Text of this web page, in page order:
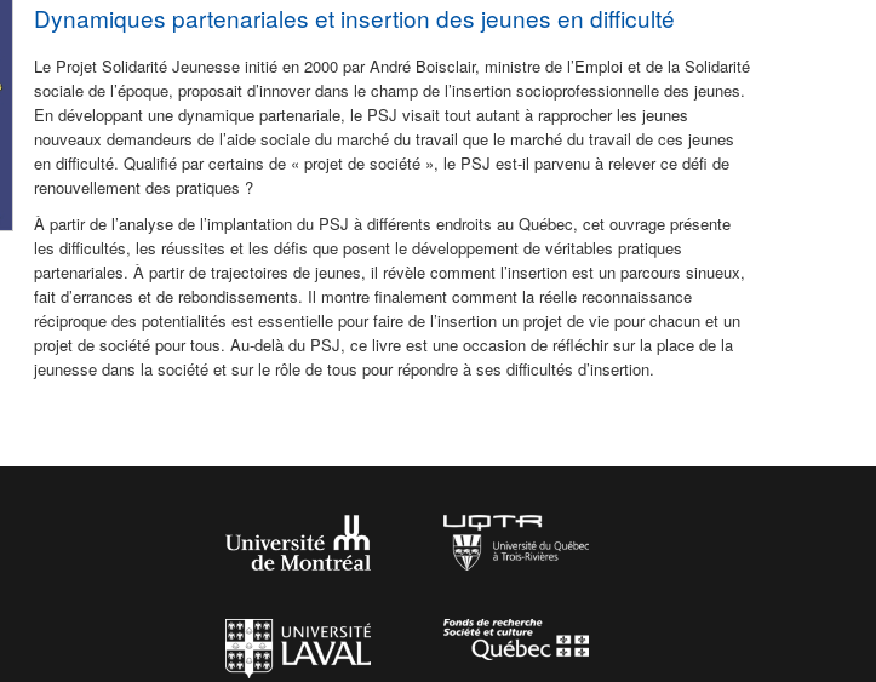
Dynamiques partenariales et insertion des jeunes en difficulté
Le Projet Solidarité Jeunesse initié en 2000 par André Boisclair, ministre de l’Emploi et de la Solidarité
sociale de l’époque, proposait d’innover dans le champ de l’insertion socioprofessionnelle des jeunes.
En développant une dynamique partenariale, le PSJ visait tout autant à rapprocher les jeunes
nouveaux demandeurs de l’aide sociale du marché du travail que le marché du travail de ces jeunes
en difficulté. Qualifié par certains de « projet de société », le PSJ est-il parvenu à relever ce défi de
renouvellement des pratiques ?
À partir de l’analyse de l’implantation du PSJ à différents endroits au Québec, cet ouvrage présente
les difficultés, les réussites et les défis que posent le développement de véritables pratiques
partenariales. À partir de trajectoires de jeunes, il révèle comment l’insertion est un parcours sinueux,
fait d’errances et de rebondissements. Il montre finalement comment la réelle reconnaissance
réciproque des potentialités est essentielle pour faire de l’insertion un projet de vie pour chacun et un
projet de société pour tous. Au-delà du PSJ, ce livre est une occasion de réfléchir sur la place de la
jeunesse dans la société et sur le rôle de tous pour répondre à ses difficultés d’insertion.